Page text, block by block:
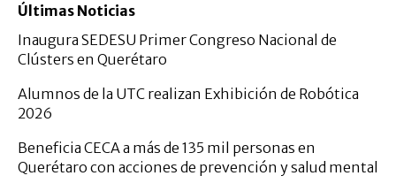
Últimas Noticias
Inaugura SEDESU Primer Congreso Nacional de
Clústers en Querétaro
Alumnos de la UTC realizan Exhibición de Robótica
2026
Beneficia CECA a más de 135 mil personas en
Querétaro con acciones de prevención y salud mental